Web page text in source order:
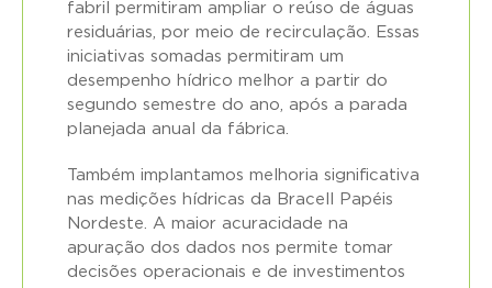
fabril permitiram ampliar o reúso de águas
residuárias, por meio de recirculação. Essas
iniciativas somadas permitiram um
desempenho hídrico melhor a partir do
segundo semestre do ano, após a parada
planejada anual da fábrica.
Também implantamos melhoria significativa
nas medições hídricas da Bracell Papéis
Nordeste. A maior acuracidade na
apuração dos dados nos permite tomar
decisões operacionais e de investimentos